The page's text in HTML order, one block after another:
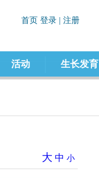
活动 生长发育
大 中 小